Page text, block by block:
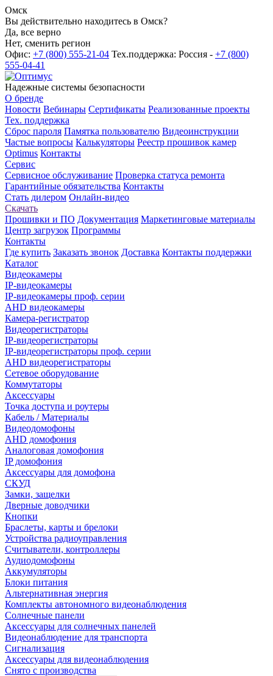
Омск
Вы действительно находитесь в Омск?
Да, все верно
Нет, сменить регион
Офис: +7 (800) 555-21-04 Тех.поддержка: Россия - +7 (800)
555-04-41
Надежные системы безопасности
О бренде
Новости Вебинары Сертификаты Реализованные проекты
Тех. поддержка
Сброс пароля Памятка пользователю Видеоинструкции
Частые вопросы Калькуляторы Реестр прошивок камер
Optimus Контакты
Сервис
Сервисное обслуживание Проверка статуса ремонта
Гарантийные обязательства Контакты
Стать дилером Онлайн-видео
Скачать
Прошивки и ПО Документация Маркетинговые материалы
Центр загрузок Программы
Контакты
Где купить Заказать звонок Доставка Контакты поддержки
Каталог
Видеокамеры
IP-видеокамеры
IP-видеокамеры проф. серии
AHD видеокамеры
Камера-регистратор
Видеорегистраторы
IP-видеорегистраторы
IP-видеорегистраторы проф. серии
AHD видеорегистраторы
Сетевое оборудование
Коммутаторы
Аксессуары
Точка доступа и роутеры
Кабель / Материалы
Видеодомофоны
AHD домофония
Аналоговая домофония
IP домофония
Аксессуары для домофона
СКУД
Замки, защелки
Дверные доводчики
Кнопки
Браслеты, карты и брелоки
Устройства радиоуправления
Считыватели, контроллеры
Аудиодомофоны
Аккумуляторы
Блоки питания
Альтернативная энергия
Комплекты автономного видеонаблюдения
Солнечные панели
Аксессуары для солнечных панелей
Видеонаблюдение для транспорта
Сигнализация
Аксессуары для видеонаблюдения
Снято с производства